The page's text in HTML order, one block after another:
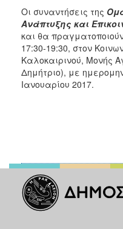
Οι συναντήσεις της
Ανάπτυξης και
και θα
17:30-19:30, στον
Καλοκαιρινού, Μονής
Δημήτριο), με
Ιανουαρίου 2017.